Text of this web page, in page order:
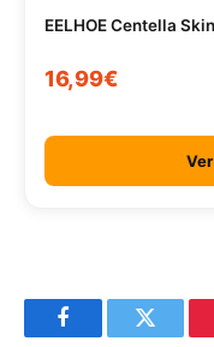
EELHOE Centella
16,99€
FacebookTwitter